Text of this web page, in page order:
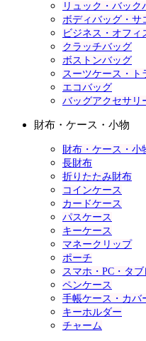
リュック・バック
ボディバッグ・サ
ビジネス・オフィ
クラッチバッグ
ボストンバッグ
スーツケース・ト
エコバッグ
バッグアクセサリ
財布・ケース・小物
財布・ケース・小
長財布
折りたたみ財布
コインケース
カードケース
パスケース
キーケース
マネークリップ
ポーチ
スマホ・PC・タ
ペンケース
手帳ケース・カバ
キーホルダー
チャーム